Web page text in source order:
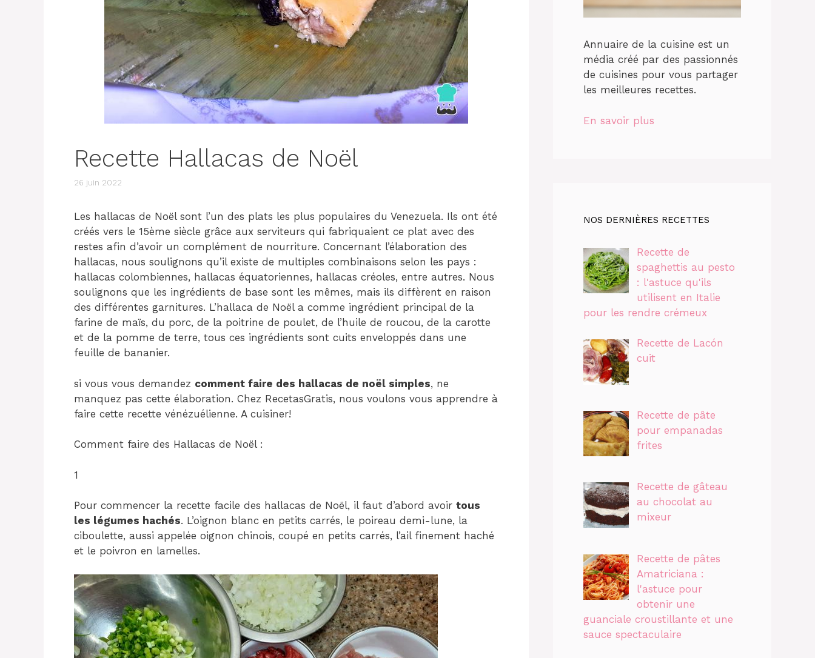
Recette Hallacas de Noël
26 juin 2022
Les hallacas de Noël sont l’un des plats les plus populaires du Venezuela. Ils ont été
créés vers le 15ème siècle grâce aux serviteurs qui fabriquaient ce plat avec des
restes afin d’avoir un complément de nourriture. Concernant l’élaboration des
hallacas, nous soulignons qu’il existe de multiples combinaisons selon les pays :
hallacas colombiennes, hallacas équatoriennes, hallacas créoles, entre autres. Nous
soulignons que les ingrédients de base sont les mêmes, mais ils diffèrent en raison
des différentes garnitures. L’hallaca de Noël a comme ingrédient principal de la
farine de maïs, du porc, de la poitrine de poulet, de l’huile de roucou, de la carotte
et de la pomme de terre, tous ces ingrédients sont cuits enveloppés dans une
feuille de bananier.
si vous vous demandez comment faire des hallacas de noël simples, ne
manquez pas cette élaboration. Chez RecetasGratis, nous voulons vous apprendre à
faire cette recette vénézuélienne. A cuisiner!
Comment faire des Hallacas de Noël :
1
Pour commencer la recette facile des hallacas de Noël, il faut d’abord avoir tous
les légumes hachés. L’oignon blanc en petits carrés, le poireau demi-lune, la
ciboulette, aussi appelée oignon chinois, coupé en petits carrés, l’ail finement haché
et le poivron en lamelles.
Annuaire de la cuisine est un
média créé par des passionnés
de cuisines pour vous partager
les meilleures recettes.
En savoir plus
NOS DERNIÈRES RECETTES
Recette de
spaghettis au pesto
: l'astuce qu'ils
utilisent en Italie
pour les rendre crémeux
Recette de Lacón
cuit
Recette de pâte
pour empanadas
frites
Recette de gâteau
au chocolat au
mixeur
Recette de pâtes
Amatriciana :
l'astuce pour
obtenir une
guanciale croustillante et une
sauce spectaculaire